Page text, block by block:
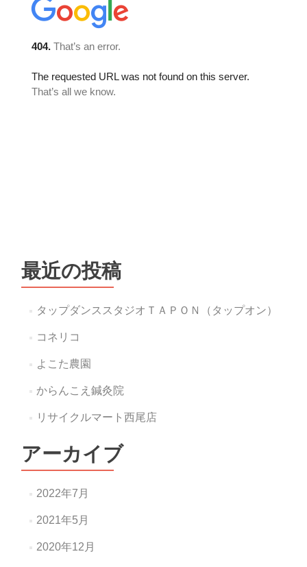
最近の投稿
タップダンススタジオＴＡＰＯＮ（タップオン）
コネリコ
よこた農園
からんこえ鍼灸院
リサイクルマート西尾店
アーカイブ
2022年7月
2021年5月
2020年12月